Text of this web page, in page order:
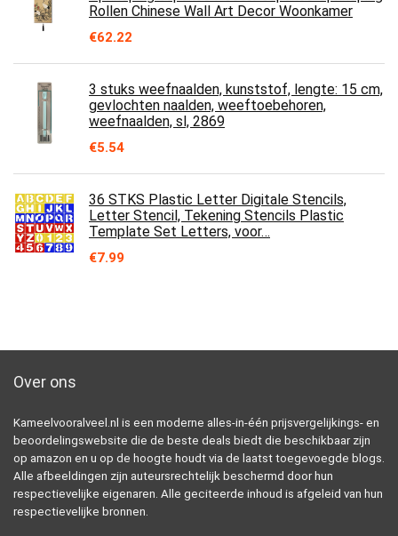
Rollen Chinese Wall Art Decor Woonkamer
€62.22
3 stuks weefnaalden, kunststof, lengte: 15 cm,
gevlochten naalden, weeftoebehoren,
weefnaalden, sl, 2869
€5.54
36 STKS Plastic Letter Digitale Stencils,
Letter Stencil, Tekening Stencils Plastic
Template Set Letters, voor…
€7.99
Over ons
Kameelvooralveel.nl is een moderne alles-in-één prijsvergelijkings- en
beoordelingswebsite die de beste deals biedt die beschikbaar zijn
op amazon en u op de hoogte houdt via de laatst toegevoegde blogs.
Alle afbeeldingen zijn auteursrechtelijk beschermd door hun
respectievelijke eigenaren. Alle geciteerde inhoud is afgeleid van hun
respectievelijke bronnen.